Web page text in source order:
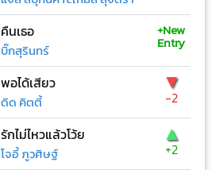
คืนเธอ
บิ๊กสุรินทร์
+New
Entry
พอได้เสียว
ดิด คิตตี้
▼
-2
รักไม่ไหวแล้วโว้ย
โจอี้ ภูวศิษฐ์
▲
+2